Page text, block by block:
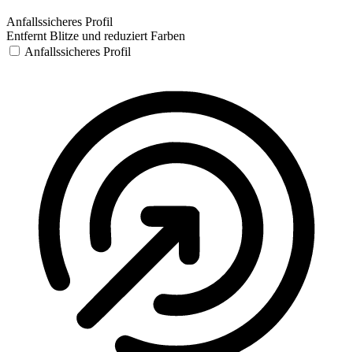
Anfallssicheres Profil
Entfernt Blitze und reduziert Farben
Anfallssicheres Profil